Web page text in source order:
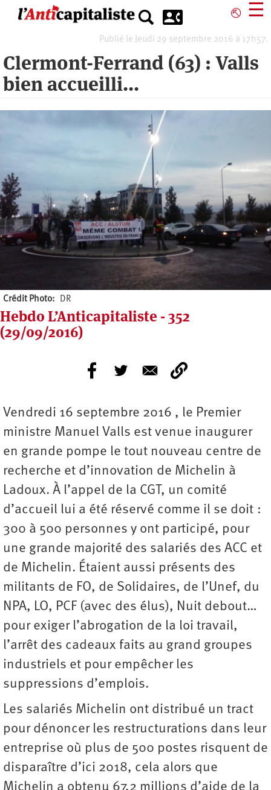
⎋ ☰
Publié le Jeudi 29 septembre 2016 à 17h57.
Clermont-Ferrand (63) : Valls
bien accueilli...
Crédit Photo DR
Hebdo L’Anticapitaliste - 352
(29/09/2016)
Vendredi 16 septembre 2016 , le Premier
ministre Manuel Valls est venue inaugurer
en grande pompe le tout nouveau centre de
recherche et d’innovation de Michelin à
Ladoux. À l’appel de la CGT, un comité
d’accueil lui a été réservé comme il se doit :
300 à 500 personnes y ont participé, pour
une grande majorité des salariés des ACC et
de Michelin. Étaient aussi présents des
militants de FO, de Solidaires, de l’Unef, du
NPA, LO, PCF (avec des élus), Nuit debout…
pour exiger l’abrogation de la loi travail,
l’arrêt des cadeaux faits au grand groupes
industriels et pour empêcher les
suppressions d’emplois.
Les salariés Michelin ont distribué un tract
pour dénoncer les restructurations dans leur
entreprise où plus de 500 postes risquent de
disparaître d’ici 2018, cela alors que